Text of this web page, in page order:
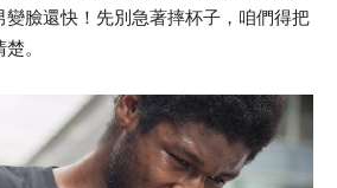
變臉還快！先別急著摔杯子，咱們得把
。